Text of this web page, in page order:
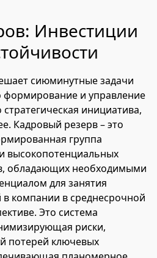
Инвестиции
сиюминутные задачи
формирование и управление
инициатива,
Кадровый резерв – это
группа
высокопотенциальных
обладающих необходимыми
для занятия
компании в среднесрочной
Это система
риски,
потерей ключевых